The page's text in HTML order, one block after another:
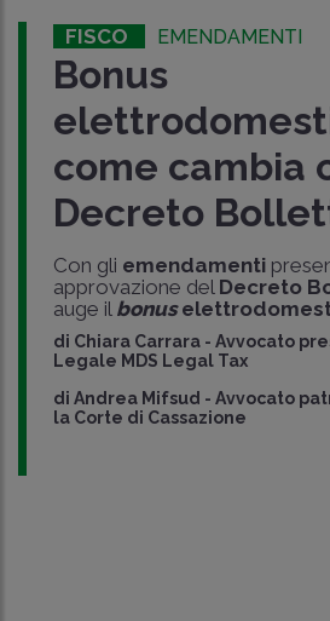
FISCO EMENDAMENTI
Bonus
come cambia
Decreto
Con gli emendamenti
approvazione del Decreto
auge il bonus
di Chiara Carrara - Avvocato
Legale MDS Legal Tax
di Andrea Mifsud - Avvocato
la Corte di Cassazione